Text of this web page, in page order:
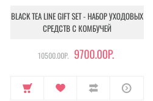
BLACK TEA LINE GIFT SET - НАБОР УХОДОВЫХ
СРЕДСТВ С КОМБУЧЕЙ
10500.00Р. 9700.00Р.